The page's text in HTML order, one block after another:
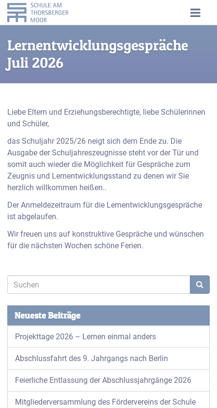
Lernentwicklungsgespräche
Juli 2026
Liebe Eltern und Erziehungsberechtigte, liebe Schülerinnen
und Schüler,
das Schuljahr 2025/26 neigt sich dem Ende zu. Die
Ausgabe der Schuljahreszeugnisse steht vor der Tür und
somit auch wieder die Möglichkeit für Gespräche zum
Zeugnis und Lernentwicklungsstand zu denen wir Sie
herzlich willkommen heißen..
Der Anmeldezeitraum für die Lernentwicklungsgespräche
ist abgelaufen.
Wir freuen uns auf konstruktive Gespräche und wünschen
für die nächsten Wochen schöne Ferien.
Neueste Beiträge
Projekttage 2026 – Lernen einmal anders
Abschlussfahrt des 9. Jahrgangs nach Berlin
Feierliche Entlassung der Abschlussjahrgänge 2026
Mitgliederversammlung des Fördervereins der Schule